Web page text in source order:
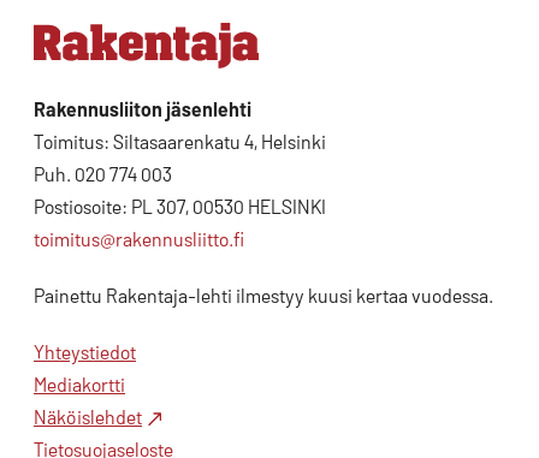
Rakennusliiton jäsenlehti
Toimitus: Siltasaarenkatu 4, Helsinki
Puh. 020 774 003
Postiosoite: PL 307, 00530 HELSINKI
toimitus@rakennusliitto.fi
Painettu Rakentaja-lehti ilmestyy kuusi kertaa vuodessa.
Yhteystiedot
Mediakortti
Näköislehdet
Tietosuojaseloste